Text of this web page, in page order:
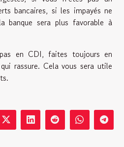
bancaires, si les impayés ne
banque sera plus favorable à
en CDI, faites toujours en
rassure. Cela vous sera utile